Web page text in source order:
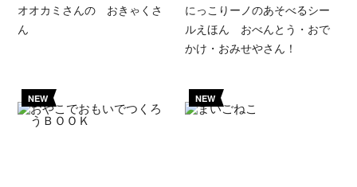
オオカミさんの おきゃくさ
ん
にっこりーノのあそべるシー
ルえほん おべんとう・おで
かけ・おみせやさん！
NEW NEW